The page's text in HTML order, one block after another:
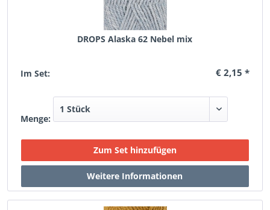
DROPS Alaska 62 Nebel mix
Im Set: € 2,15 *
Menge: